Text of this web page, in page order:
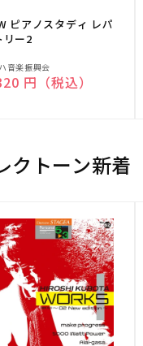
ピアノスタディ レパ
リー2
音楽振興会
価格
円（税込）
クトーン新着